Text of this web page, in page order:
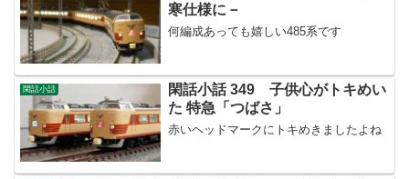
寒仕様に－
何編成あっても嬉しい485系です
閑話小話
閑話小話 349 子供心がトキめい
た 特急「つばさ」
赤いヘッドマークにトキめきましたよね